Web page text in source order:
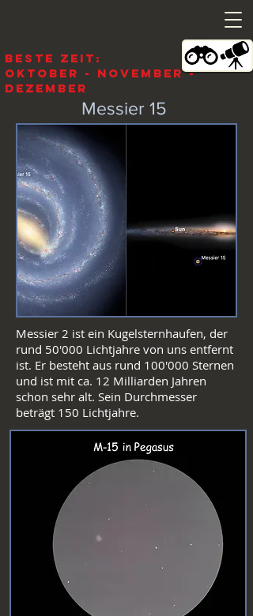
Beste Zeit:
Oktober - November -
Dezember
Messier 15
Messier 2 ist ein Kugelsternhaufen, der
rund 50'000 Lichtjahre von uns entfernt
ist. Er besteht aus rund 100'000 Sternen
und ist mit ca. 12 Milliarden Jahren
schon sehr alt. Sein Durchmesser
beträgt 150 Lichtjahre.